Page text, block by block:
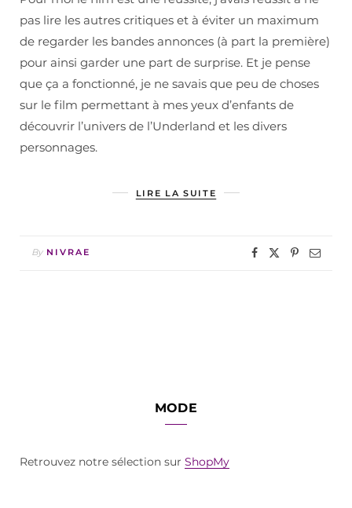
pas lire les autres critiques et à éviter un maximum
de regarder les bandes annonces (à part la première)
pour ainsi garder une part de surprise. Et je pense
que ça a fonctionné, je ne savais que peu de choses
sur le film permettant à mes yeux d’enfants de
découvrir l’univers de l’Underland et les divers
personnages.
LIRE LA SUITE
By NIVRAE
MODE
Retrouvez notre sélection sur ShopMy